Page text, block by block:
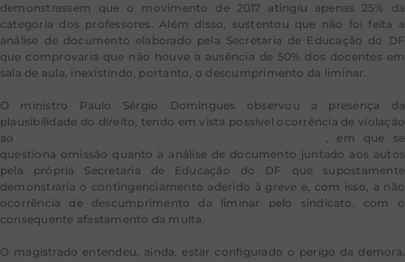
demonstrassem que o movimento de 2017 atingiu apenas 25% da
categoria dos professores. Além disso, sustentou que não foi feita a
análise de documento elaborado pela Secretaria de Educação do DF
que comprovaria que não houve a ausência de 50% dos docentes em
sala de aula, inexistindo, portanto, o descumprimento da liminar.
O ministro Paulo Sérgio Domingues observou a presença da
plausibilidade do direito, tendo em vista possível ocorrência de violação
ao
, em que se
questiona omissão quanto à análise de documento juntado aos autos
pela própria Secretaria de Educação do DF que supostamente
demonstraria o contingenciamento aderido à greve e, com isso, a não
ocorrência de descumprimento da liminar pelo sindicato, com o
consequente afastamento da multa.
O magistrado entendeu, ainda, estar configurado o perigo da demora.